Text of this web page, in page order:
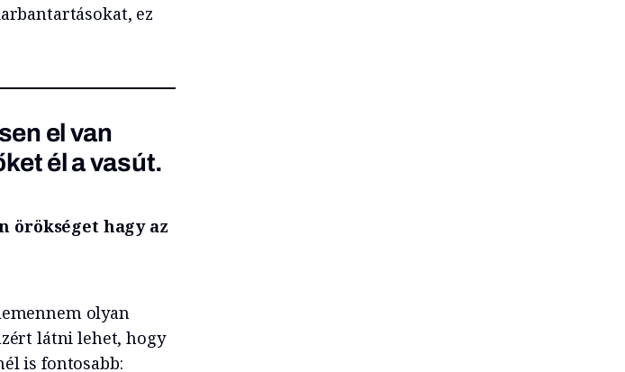
ez
el van
él a vasút.
örökséget hagy az
olyan
látni lehet, hogy
is fontosabb: